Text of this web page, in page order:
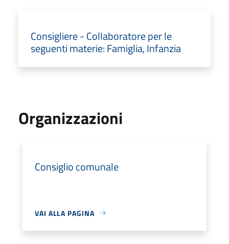
Consigliere - Collaboratore per le
seguenti materie: Famiglia, Infanzia
Organizzazioni
Consiglio comunale
VAI ALLA PAGINA